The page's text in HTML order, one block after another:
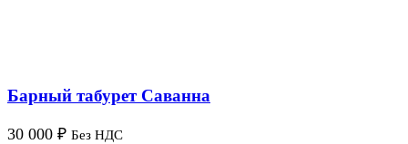
Барный табурет Саванна
30 000 ₽ Без НДС